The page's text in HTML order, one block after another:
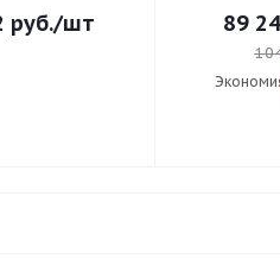
руб./шт 89